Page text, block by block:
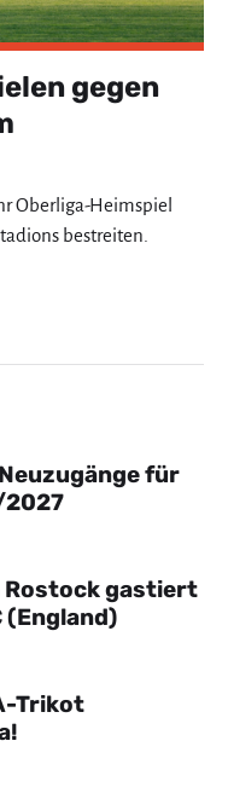
gegen
Oberliga-Heimspiel
bestreiten.
für
2027
Rostock gastiert
(England)
Trikot